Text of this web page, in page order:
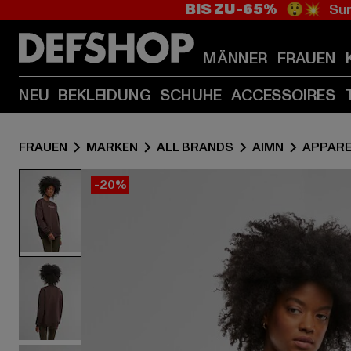
BIS ZU -65% 😲💥
MÄNNER FRAUEN
NEU BEKLEIDUNG SCHUHE ACCESSOIRES
FRAUEN MARKEN ALL BRANDS AIMN
-20%